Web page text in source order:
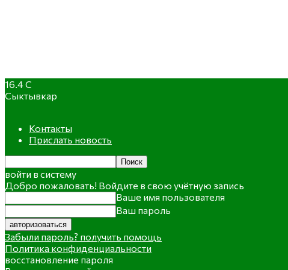
16.4C
Сыктывкар
Контакты
Прислать новость
войти в систему
Добро пожаловать! Войдите в свою учётную запись
Ваше имя пользователя
Ваш пароль
Забыли пароль? получить помощь
Политика конфиденциальности
восстановление пароля